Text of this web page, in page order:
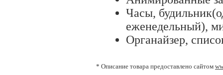
Часы,
еженедельный),
Органайзер,
* Описание товара предоставлено сайтом